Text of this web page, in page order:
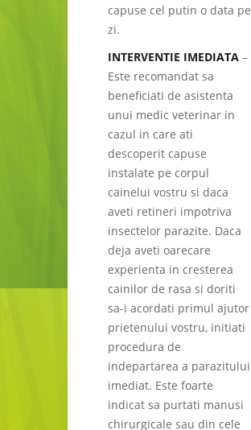
capuse cel putin o data pe
zi.
INTERVENTIE IMEDIATA –
Este recomandat sa
beneficiati de asistenta
unui medic veterinar in
cazul in care ati
descoperit capuse
instalate pe corpul
cainelui vostru si daca
aveti retineri impotriva
insectelor parazite. Daca
deja aveti oarecare
experienta in cresterea
cainilor de rasa si doriti
sa-i acordati primul ajutor
prietenului vostru, initiati
procedura de
indepartarea a parazitului
imediat. Este foarte
indicat sa purtati manusi
chirurgicale sau din cele